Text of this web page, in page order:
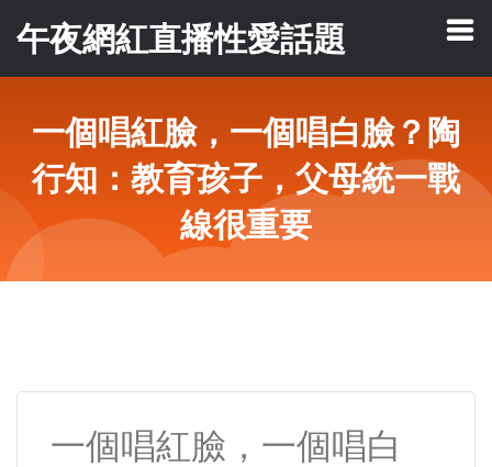
午夜網紅直播性愛話題
一個唱紅臉，一個唱白臉？陶
行知：教育孩子，父母統一戰
線很重要
一個唱紅臉，一個唱白